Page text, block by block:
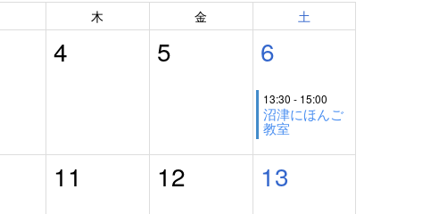
木 金 土
4 5 6
13:30 - 15:00
沼津にほんご
教室
11 12 13